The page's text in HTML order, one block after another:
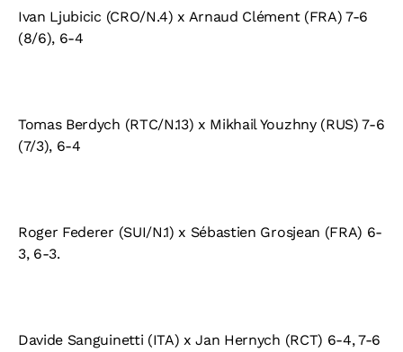
Ivan Ljubicic (CRO/N.4) x Arnaud Clément (FRA) 7-6
(8/6), 6-4
Tomas Berdych (RTC/N.13) x Mikhail Youzhny (RUS) 7-6
(7/3), 6-4
Roger Federer (SUI/N.1) x Sébastien Grosjean (FRA) 6-
3, 6-3.
Davide Sanguinetti (ITA) x Jan Hernych (RCT) 6-4, 7-6